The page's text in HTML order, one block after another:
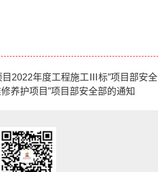
目2022年度工程施工Ⅲ标”项目部安
养护项目”项目部安全部的通知